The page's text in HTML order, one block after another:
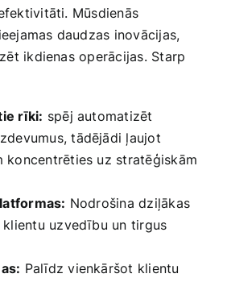
Mūsdienās​
daudzas inovācijas,
ikdienas operācijas. Starp
rīki: spēj automatizēt
tādējādi ļaujot
koncentrēties uz stratēģiskām
Nodrošina dziļākas
klientu uzvedību un tirgus
Palīdz vienkāršot klientu‌